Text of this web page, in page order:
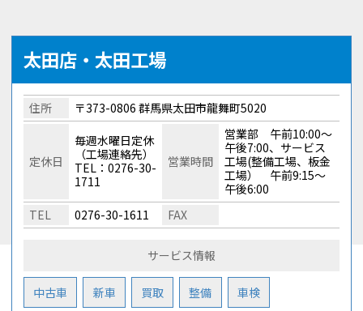
安心の
もトヨナガ
太田店・太田工場
住所 〒373-0806 群馬県太田市龍舞町5020
定休日
毎週水曜日定休
（工場連絡先）
TEL：0276-30-
1711
営業時間
営業部 午前10:00～
午後7:00、サービス
工場(整備工場、板金
工場） 午前9:15～
午後6:00
TEL
0276-30-1611 FAX
サービス情報
中古車 新車 買取 整備 車検